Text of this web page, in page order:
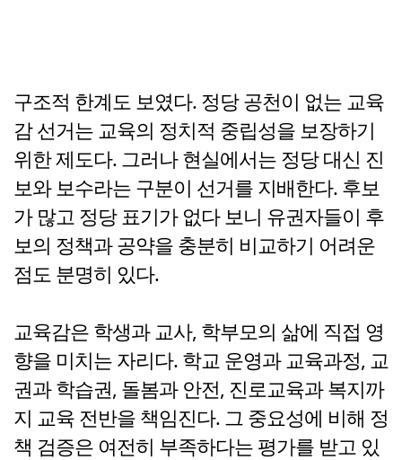
구조적 한계도 보였다. 정당 공천이 없는 교육
감 선거는 교육의 정치적 중립성을 보장하기
위한 제도다. 그러나 현실에서는 정당 대신 진
보와 보수라는 구분이 선거를 지배한다. 후보
가 많고 정당 표기가 없다 보니 유권자들이 후
보의 정책과 공약을 충분히 비교하기 어려운
점도 분명히 있다.
교육감은 학생과 교사, 학부모의 삶에 직접 영
향을 미치는 자리다. 학교 운영과 교육과정, 교
권과 학습권, 돌봄과 안전, 진로교육과 복지까
지 교육 전반을 책임진다. 그 중요성에 비해 정
책 검증은 여전히 부족하다는 평가를 받고 있